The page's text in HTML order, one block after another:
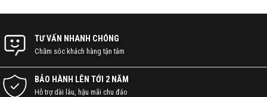
TƯ VẤN NHANH CHÓNG
Chăm sóc khách hàng tận tâm
BẢO HÀNH LÊN TỚI 2 NĂM
Hỗ trợ dài lâu, hậu mãi chu đáo